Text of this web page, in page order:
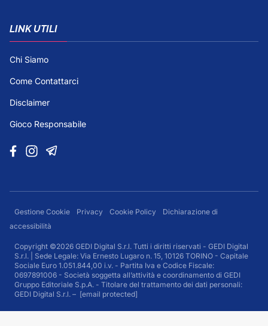
LINK UTILI
Chi Siamo
Come Contattarci
Disclaimer
Gioco Responsabile
Gestione Cookie Privacy Cookie Policy
Dichiarazione di
accessibilità
Copyright ©2026 GEDI Digital S.r.l. Tutti i diritti riservati - GEDI Digital
S.r.l. | Sede Legale: Via Ernesto Lugaro n. 15, 10126 TORINO - Capitale
Sociale Euro 1.051.844,00 i.v. - Partita Iva e Codice Fiscale:
0697891006 - Società soggetta all’attività e coordinamento di GEDI
Gruppo Editoriale S.p.A. - Titolare del trattamento dei dati personali:
GEDI Digital S.r.l. – [email protected]